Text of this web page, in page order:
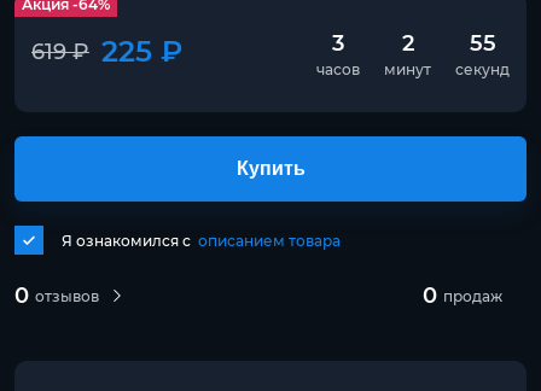
Акция -64%
619 ₽ 225 ₽ 3
часов
2
минут
55
секунд
0 отзывов 0 продаж
Я ознакомился с описанием товара
Купить